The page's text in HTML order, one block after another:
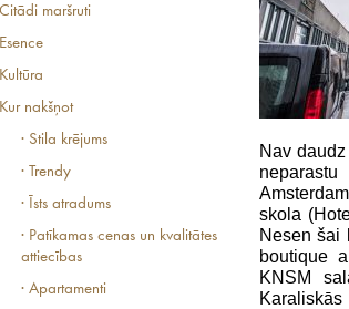
Citādi maršruti
Esence
Kultūra
Kur nakšņot
· Stila krējums
· Trendy
· Īsts atradums
· Patīkamas cenas un kvalitātes
attiecības
· Apartamenti
Nav
skola
Nesen šai
boutique
KNSM